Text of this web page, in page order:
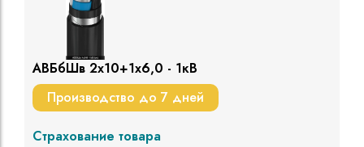
АВБбШв 2х10+1х6,0 - 1кВ
Производство до 7 дней
Страхование товара